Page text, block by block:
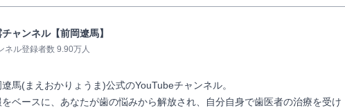
ャンネル【前岡遼馬】
ネル登録者数 9.90万人
馬(まえおかりょうま)公式のYouTubeチャンネル。
ベースに、あなたが歯の悩みから解放され、自分自身で歯医者の治療を受け